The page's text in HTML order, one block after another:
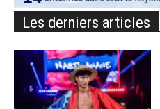
Les derniers articles